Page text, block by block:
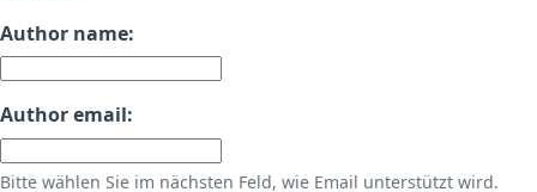
Author name:
Author email:
Bitte wählen Sie im nächsten Feld, wie Email unterstützt wird.